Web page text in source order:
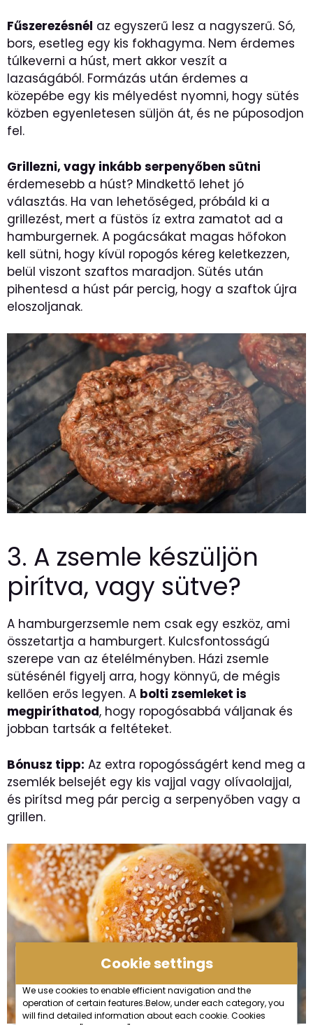
Cookie settings
We use cookies to enable efficient navigation and the
operation of certain features.Below, under each category, you
will find detailed information about each cookie. Cookies
Fűszerezésnél az egyszerű lesz a nagyszerű. Só,
bors, esetleg egy kis fokhagyma. Nem érdemes
túlkeverni a húst, mert akkor veszít a
lazaságából. Formázás után érdemes a
közepébe egy kis mélyedést nyomni, hogy sütés
közben egyenletesen süljön át, és ne púposodjon
fel.
Grillezni, vagy inkább serpenyőben sütni
érdemesebb a húst? Mindkettő lehet jó
választás. Ha van lehetőséged, próbáld ki a
grillezést, mert a füstös íz extra zamatot ad a
hamburgernek. A pogácsákat magas hőfokon
kell sütni, hogy kívül ropogós kéreg keletkezzen,
belül viszont szaftos maradjon. Sütés után
pihentesd a húst pár percig, hogy a szaftok újra
eloszoljanak.
3. A zsemle készüljön
pirítva, vagy sütve?
A hamburgerzsemle nem csak egy eszköz, ami
összetartja a hamburgert. Kulcsfontosságú
szerepe van az ételélményben. Házi zsemle
sütésénél figyelj arra, hogy könnyű, de mégis
kellően erős legyen. A bolti zsemleket is
megpiríthatod, hogy ropogósabbá váljanak és
jobban tartsák a feltéteket.
Bónusz tipp: Az extra ropogósságért kend meg a
zsemlék belsejét egy kis vajjal vagy olívaolajjal,
és pirítsd meg pár percig a serpenyőben vagy a
grillen.